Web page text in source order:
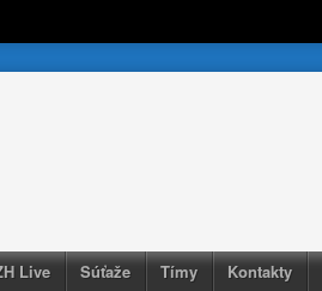
Live Súťaže Tímy Kontakty